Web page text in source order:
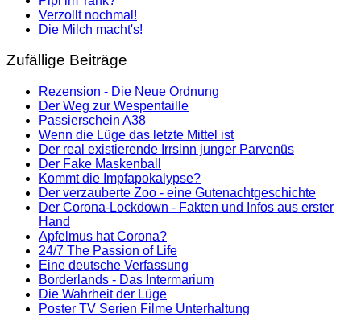
Verzollt nochmal!
Die Milch macht's!
Zufällige Beiträge
Rezension - Die Neue Ordnung
Der Weg zur Wespentaille
Passierschein A38
Wenn die Lüge das letzte Mittel ist
Der real existierende Irrsinn junger Parvenüs
Der Fake Maskenball
Kommt die Impfapokalypse?
Der verzauberte Zoo - eine Gutenachtgeschichte
Der Corona-Lockdown - Fakten und Infos aus erster
Hand
Apfelmus hat Corona?
24/7 The Passion of Life
Eine deutsche Verfassung
Borderlands - Das Intermarium
Die Wahrheit der Lüge
Poster TV Serien Filme Unterhaltung